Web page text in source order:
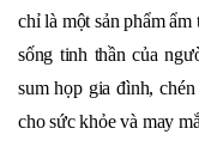
chỉ là một sản phẩm
sống tinh thần của
sum họp gia đình,
cho sức khỏe và may